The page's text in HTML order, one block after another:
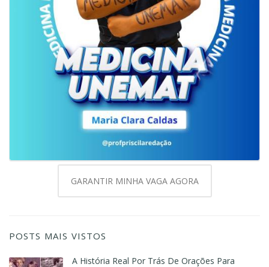
GARANTIR MINHA VAGA AGORA
POSTS MAIS VISTOS
A História Real Por Trás De Orações Para